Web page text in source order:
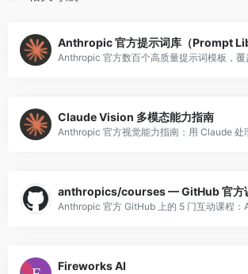
Anthropic 官方提示词库（Prompt
Claude Vision 多模态能力指南
anthropics/courses — GitHub 官方
Fireworks AI